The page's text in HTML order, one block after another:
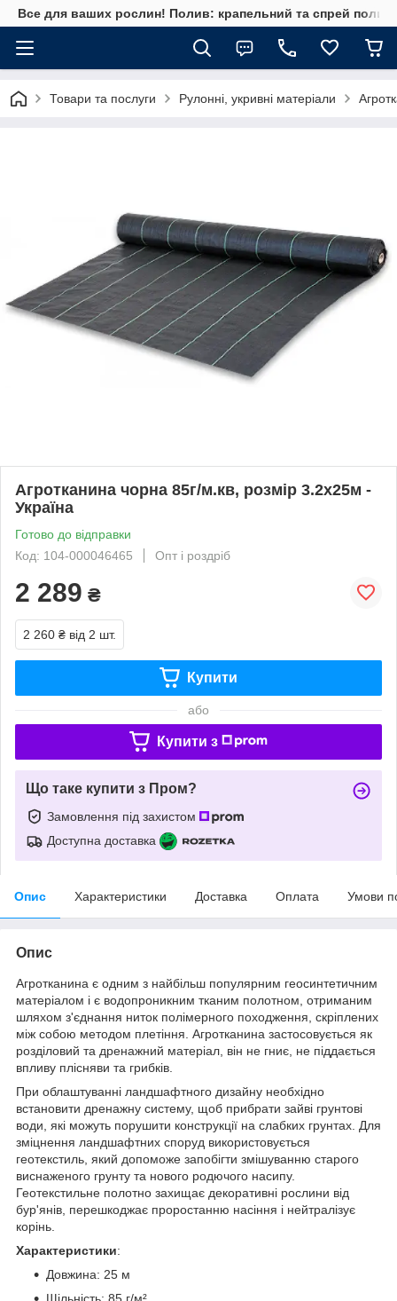
Все для ваших рослин! Полив: крапельний та спрей полив,
Товари та послуги Рулонні, укривні матеріали
Агротканина чорна 85г/м.кв, розмір 3.2х25м -
Україна
Готово до відправки
Код: 104-000046465
Опт і роздріб
2 289 ₴
2 260 ₴ від 2 шт.
Купити
або
Купити з
Що таке купити з Пром?
Замовлення під захистом
Доступна доставка
Опис Характеристики Доставка Оплата Умови
Опис
Агротканина є одним з найбільш популярним геосинтетичним
матеріалом і є водопроникним тканим полотном, отриманим
шляхом з'єднання ниток полімерного походження, скріплених
між собою методом плетіння. Агротканина застосовується як
розділовий та дренажний матеріал, він не гниє, не піддається
впливу плісняви та грибків.
При облаштуванні ландшафтного дизайну необхідно
встановити дренажну систему, щоб прибрати зайві грунтові
води, які можуть порушити конструкції на слабких грунтах. Для
зміцнення ландшафтних споруд використовується
геотекстиль, який допоможе запобігти змішуванню старого
виснаженого грунту та нового родючого насипу.
Геотекстильне полотно захищає декоративні рослини від
бур'янів, перешкоджає проростанню насіння і нейтралізує
корінь.
Характеристики:
Довжина: 25 м
Щільність: 85 г/м²